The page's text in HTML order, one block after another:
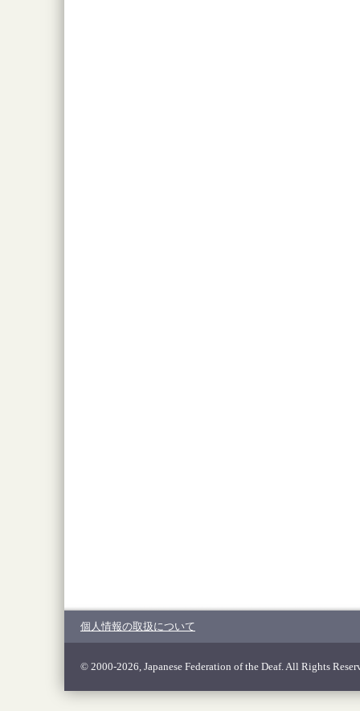
個人情報の取扱について
© 2000-2026, Japanese Federation of the Deaf. All Rights